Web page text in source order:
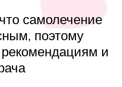
самолечение
поэтому
рекомендациям и